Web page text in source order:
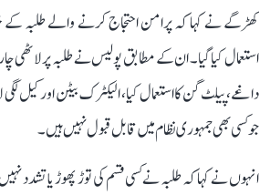
کھڑگے نے کہا کہ پرامن احتجاج کرنے والے طلبہ
استعمال کیا گیا۔ ان کے مطابق پولیس نے طلبہ پر
داغے، پیلٹ گن کا استعمال کیا، الیکٹرک بیٹن اور کیل لگی
جو کسی بھی جمہوری نظام میں قابل قبول نہیں ہیں۔
انہوں نے کہا کہ طلبہ نے کسی قسم کی توڑ پھوڑ یا تشدد نہیں